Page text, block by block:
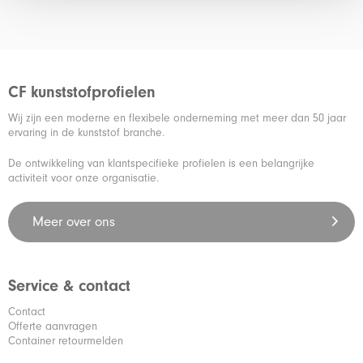
CF kunststofprofielen
Wij zijn een moderne en flexibele onderneming met meer dan 50 jaar
ervaring in de kunststof branche.
De ontwikkeling van klantspecifieke profielen is een belangrijke
activiteit voor onze organisatie.
Meer over ons
Service & contact
Contact
Offerte aanvragen
Container retourmelden